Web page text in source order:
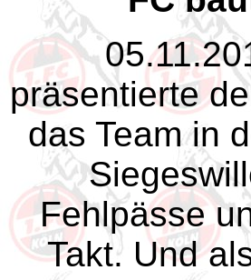
präsentierte
das Team in
Fehlpässe
Takt. Und